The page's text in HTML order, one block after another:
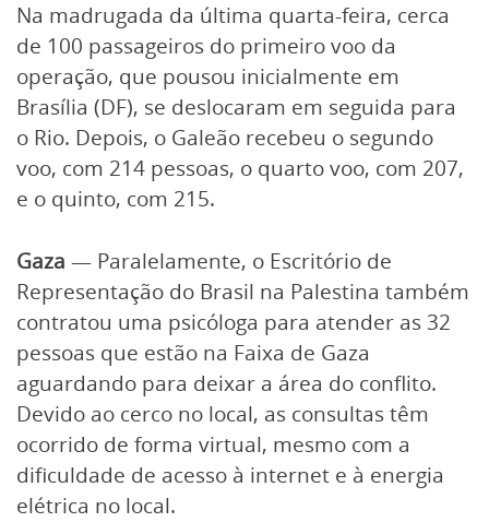
Na madrugada da última quarta-feira, cerca
de 100 passageiros do primeiro voo da
operação, que pousou inicialmente em
Brasília (DF), se deslocaram em seguida para
o Rio. Depois, o Galeão recebeu o segundo
voo, com 214 pessoas, o quarto voo, com 207,
e o quinto, com 215.
Gaza — Paralelamente, o Escritório de
Representação do Brasil na Palestina também
contratou uma psicóloga para atender as 32
pessoas que estão na Faixa de Gaza
aguardando para deixar a área do conflito.
Devido ao cerco no local, as consultas têm
ocorrido de forma virtual, mesmo com a
dificuldade de acesso à internet e à energia
elétrica no local.